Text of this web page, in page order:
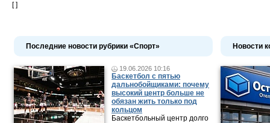
[ ]
Последние новости рубрики «Спорт»
19.06.2026 10:16
Баскетбол с пятью
дальнобойщиками: почему
высокий центр больше не
обязан жить только под
кольцом
Баскетбольный центр долго
Новости